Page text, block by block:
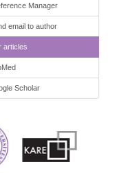
Manager
email to author
articles
Scholar